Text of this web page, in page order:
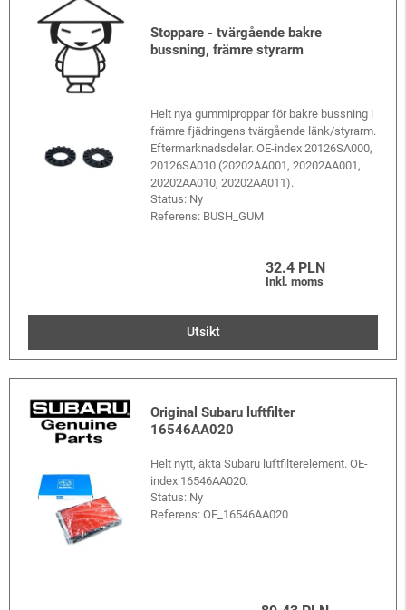
Stoppare - tvärgående bakre
bussning, främre styrarm
Helt nya gummiproppar för bakre bussning i
främre fjädringens tvärgående länk/styrarm.
Eftermarknadsdelar. OE-index 20126SA000,
20126SA010 (20202AA001, 20202AA001,
20202AA010, 20202AA011).
Status: Ny
Referens: BUSH_GUM
32.4 PLN
Inkl. moms
Utsikt
Original Subaru luftfilter
16546AA020
Helt nytt, äkta Subaru luftfilterelement. OE-
index 16546AA020.
Status: Ny
Referens:OE_16546AA020